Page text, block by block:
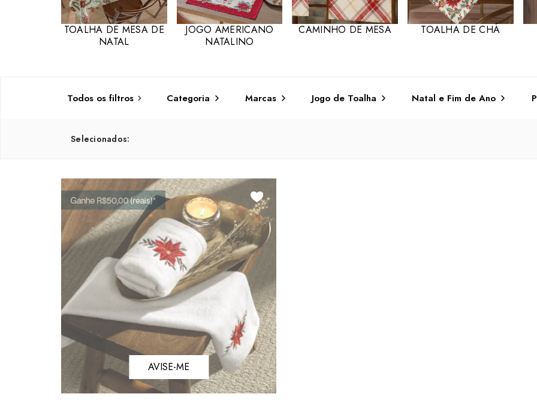
TOALHA DE MESA DE
NATAL
JOGO AMERICANO
NATALINO
CAMINHO DE MESA TOALHA DE CHÁ
Todos os filtros Categoria Marcas Jogo de Toalha Natal e Fim de Ano
Selecionados:
AVISE-ME